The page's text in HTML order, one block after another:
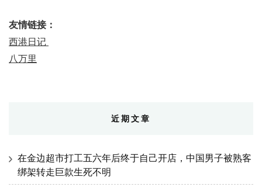
友情链接：
西港日记
八万里
近期文章
在金边超市打工五六年后终于自己开店，中国男子被熟客
绑架转走巨款生死不明